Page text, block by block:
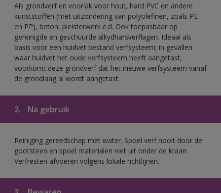
Als grondverf en voorlak voor hout, hard PVC en andere
kunststoffen (met uitzondering van polyolefinen, zoals PE
en PP), beton, pleisterwerk e.d. Ook toepasbaar op
gereinigde en geschuurde alkydharsverflagen. Ideaal als
basis voor een huidvet bestand verfsysteem; in gevallen
waar huidvet het oude verfsysteem heeft aangetast,
voorkomt deze grondverf dat het nieuwe verfsysteem vanaf
de grondlaag al wordt aangetast.
2. Na gebruik
Reiniging gereedschap met water. Spoel verf nooit door de
gootsteen en spoel materialen niet uit onder de kraan.
Verfresten afvoeren volgens lokale richtlijnen.